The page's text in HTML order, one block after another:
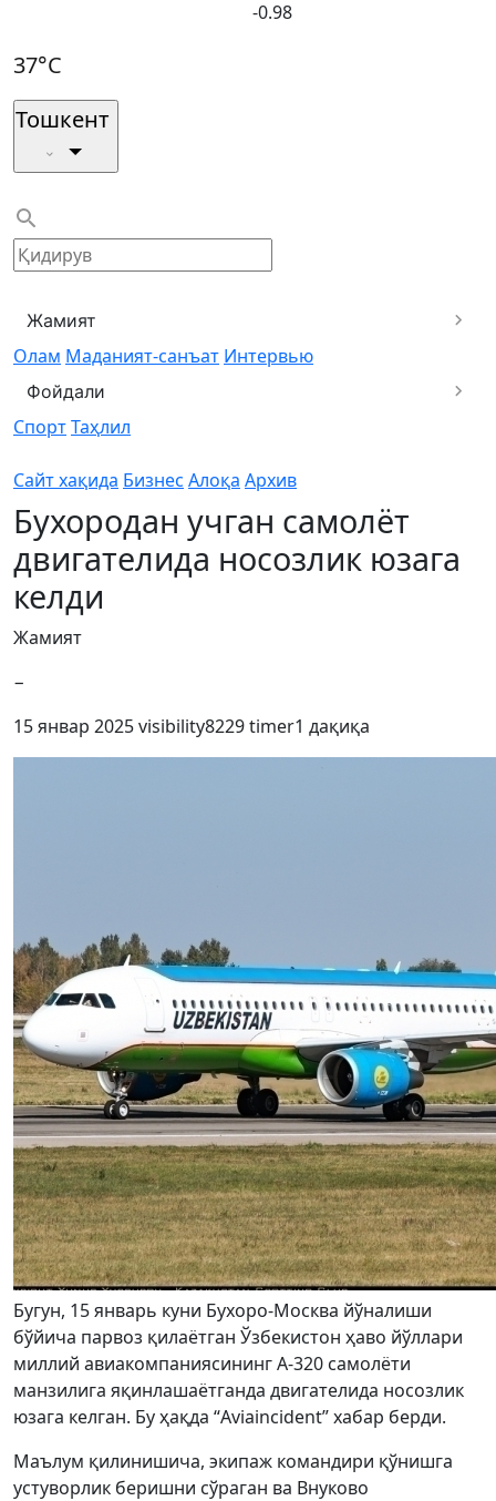
-0.98
37°C
Тошкент
Жамият
Олам Маданият-санъат Интервью
Фойдали
СпортТаҳлил
Сайт хақида Бизнес Алоқа Архив
Бухородан учган самолёт
двигателида носозлик юзага
келди
Жамият
−
15 январ 2025visibility8229timer1 дақиқа
Бугун, 15 январь куни Бухоро-Москва йўналиши
бўйича парвоз қилаётган Ўзбекистон ҳаво йўллари
миллий авиакомпаниясининг А-320 самолёти
манзилига яқинлашаётганда двигателида носозлик
юзага келган. Бу ҳақда “Aviaincident” хабар берди.
Маълум қилинишича, экипаж командири қўнишга
устуворлик беришни сўраган ва Внуково